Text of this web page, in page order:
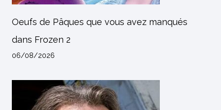
Oeufs de Pâques que vous avez manqués
dans Frozen 2
06/08/2026